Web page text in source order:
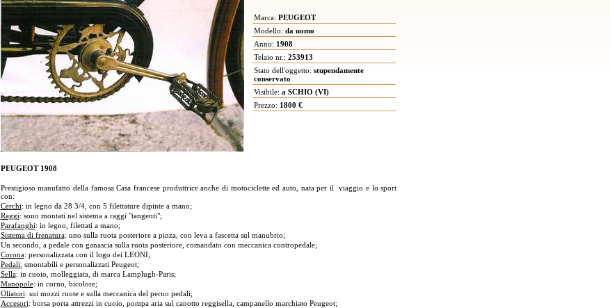
Marca: PEUGEOT
Modello: da uomo
Anno: 1908
Telaio nr.: 253913
Stato dell'oggetto: stupendamente
conservato
Visibile: a SCHIO (VI)
Prezzo: 1800 €
PEUGEOT 1908
Prestigioso manufatto della famosa Casa francese produttrice anche di motociclette ed auto, nata per il viaggio e lo sport
con:
Cerchi: in legno da 28 3/4, con 5 filettature dipinte a mano;
Raggi: sono montati nel sistema a raggi "tangenti";
Parafanghi: in legno, filettati a mano;
Sistema di frenatura: uno sulla ruota posteriore a pinza, con leva a fascetta sul manubrio;
Un secondo, a pedale con ganascia sulla ruota posteriore, comandato con meccanica contropedale;
Corona: personalizzata con il logo dei LEONI;
Pedali: smontabili e personalizzati Peugeot;
Sella: in cuoio, molleggiata, di marca Lamplugh-Paris;
Manopole: in corno, bicolore;
Oliatori: sui mozzi ruote e sulla meccanica del perno pedali;
Accesori: borsa porta attrezzi in cuoio, pompa aria sul canotto reggisella, campanello marchiato Peugeot;